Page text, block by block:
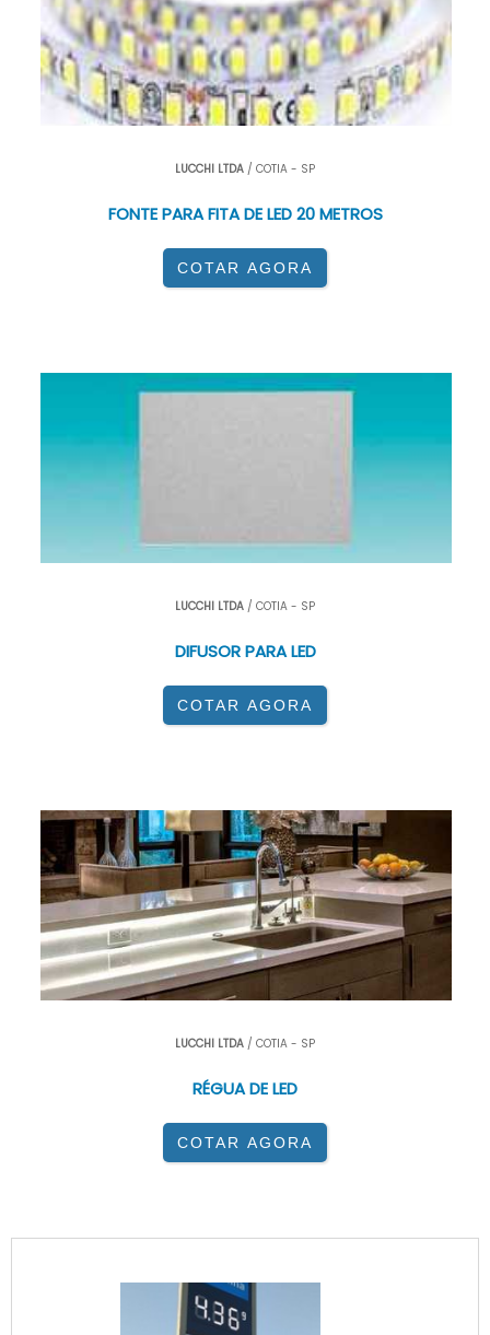
LUCCHI LTDA / COTIA - SP
FONTE PARA FITA DE LED 20 METROS
COTAR AGORA
LUCCHI LTDA / COTIA - SP
DIFUSOR PARA LED
COTAR AGORA
LUCCHI LTDA / COTIA - SP
RÉGUA DE LED
COTAR AGORA